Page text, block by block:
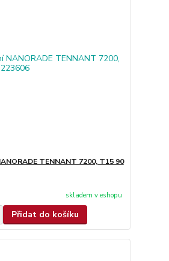
TENNANT 7200, T15 90
skladem v eshopu
Přidat do košíku